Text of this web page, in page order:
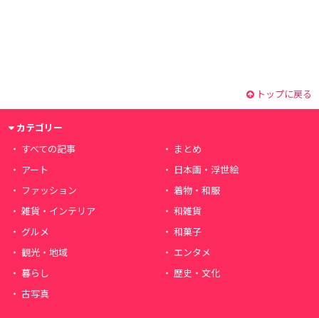
トップに戻る
カテゴリー
すべての記事
まとめ
アート
日本画・浮世絵
ファッション
着物・和服
雑貨・インテリア
和雑貨
グルメ
和菓子
観光・地域
エンタメ
暮らし
歴史・文化
古写真